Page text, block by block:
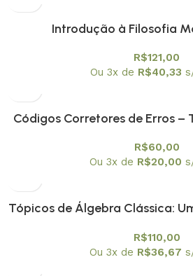
Introdução à Filosofia
R$121,00
Ou 3x de R$40,33
Códigos Corretores de Erros –
R$60,00
Ou 3x de R$20,00
Tópicos de Álgebra Clássica:
R$110,00
Ou 3x de R$36,67